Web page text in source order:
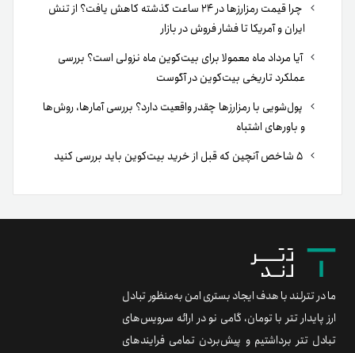
چرا قیمت رمزارزها در ۲۴ ساعت گذشته کاهش یافت؟ از تنش
ایران و آمریکا تا فشار فروش در بازار
آیا مرداد ماه معمولا برای بیت‌کوین ماه نزولی است؟ بررسی
عملکرد تاریخی بیت‌کوین در آگوست
پول‌شویی با رمزارزها چقدر واقعیت دارد؟ بررسی آمارها، روش‌ها
و باورهای اشتباه
ما در تترلند با هدف ایجاد بستری امن به‌منظور تبادل
ارز پایدار تتر با تومان، گامی نو در ارائه سرویس‌های
تبادل تتر برداشتیم و پیش‌بردن تمامی فرایندهای